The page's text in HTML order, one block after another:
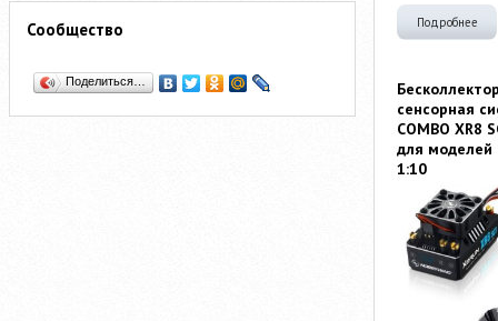
Сообщество
Поделиться…
Подробнее
сенсорная
COMBO XR8
для
1:10